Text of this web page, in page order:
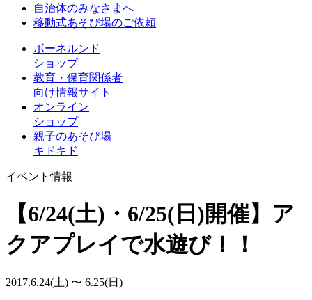
自治体のみなさまへ
移動式あそび場のご依頼
ボーネルンド
ショップ
教育・保育関係者
向け情報サイト
オンライン
ショップ
親子のあそび場
キドキド
イベント情報
【6/24(土)・6/25(日)開催】ア
クアプレイで水遊び！！
2017.6.24(土) 〜 6.25(日)